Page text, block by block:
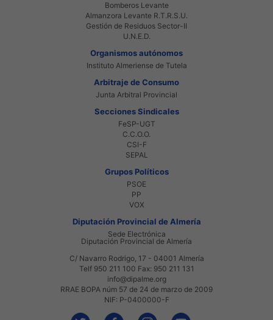
Bomberos Levante
Almanzora Levante R.T.R.S.U.
Gestión de Residuos Sector-II
U.N.E.D.
Organismos autónomos
Instituto Almeriense de Tutela
Arbitraje de Consumo
Junta Arbitral Provincial
Secciones Sindicales
FeSP-UGT
C.C.O.O.
CSI-F
SEPAL
Grupos Políticos
PSOE
PP
VOX
Diputación Provincial de Almería
Sede Electrónica
Diputación Provincial de Almería
C/ Navarro Rodrigo, 17 - 04001 Almería
Telf 950 211 100 Fax: 950 211 131
info@dipalme.org
RRAE BOPA núm 57 de 24 de marzo de 2009
NIF: P-0400000-F